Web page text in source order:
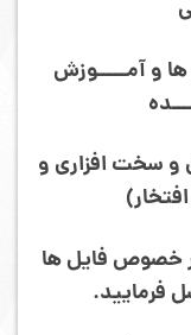
ها و آمـــــوزش
و سخت افزاری و
خصوص فایل ها
فرمایید.